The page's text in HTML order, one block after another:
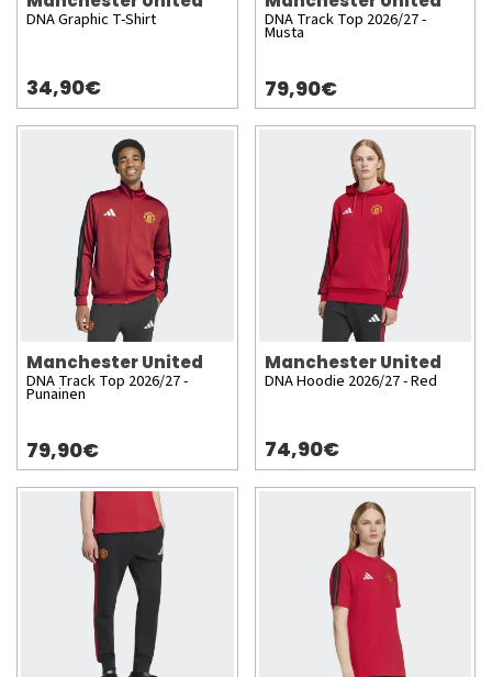
DNA Graphic T-Shirt
34,90€
DNA Track Top 2026/27 -
Musta
79,90€
Manchester United
DNA Track Top 2026/27 -
Punainen
79,90€
Manchester United
DNA Hoodie 2026/27 - Red
74,90€